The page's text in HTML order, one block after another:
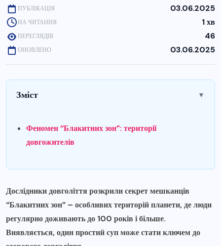
ПУБЛІКАЦІЯ 03.06.2025
НА ЧИТАННЯ 1 хв
ПЕРЕГЛЯДІВ 46
ОНОВЛЕНО 03.06.2025
Зміст ▼
Феномен “Блакитних зон”: території
довгожителів
Дослідники довголіття розкрили секрет мешканців
“Блакитних зон” – особливих територій планети, де люди
регулярно доживають до 100 років і більше.
Виявляється, один простий суп може стати ключем до